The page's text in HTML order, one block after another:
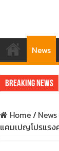
News
Breaking News
Home/
แคมเปญโปรแร